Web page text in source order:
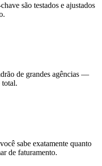
são testados e ajustados
de grandes agências —
total.
sabe exatamente quanto
de faturamento.